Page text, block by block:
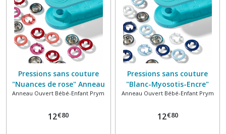
Pressions sans couture
"Nuances de rose" Anneau
ouvert 100% laiton Ø 8mm
Anneau Ouvert Bébé-Enfant Prym
12€80
Pressions sans couture
"Blanc-Myosotis-Encre"
Anneau ouvert 100% laiton
Love
Anneau Ouvert Bébé-Enfant Prym
12€80
(4)
Anneau
ouvert
bébé-
enfant
BabySnap®
(3)
Bouton
rond